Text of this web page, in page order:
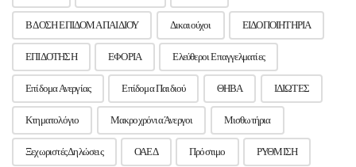
Β ΔΟΣΗ ΕΠΙΔΟΜΑ ΠΑΙΔΙΟΥ Δικαιούχοι ΕΙΔΟΠΟΙΗΤΗΡΙΑ
ΕΠΙΔΟΤΗΣΗ ΕΦΟΡΙΑ Ελεύθεροι Επαγγελματίες
Επίδομα Ανεργίας Επίδομα Παιδιού ΘΗΒΑ ΙΔΙΩΤΕΣ
Κτηματολόγιο Μακροχρόνια Άνεργοι Μισθωτήρια
Ξεχωριστές Δηλώσεις ΟΑΕΔ Πρόστιμο ΡΥΘΜΙΣΗ